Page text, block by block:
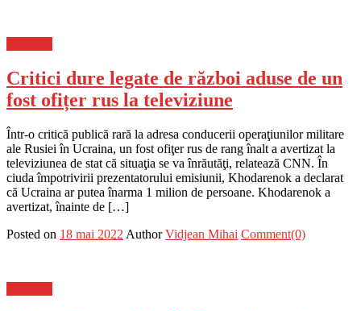
Critici dure legate de război aduse de un
fost ofițer rus la televiziune
Într-o critică publică rară la adresa conducerii operaţiunilor militare
ale Rusiei în Ucraina, un fost ofiţer rus de rang înalt a avertizat la
televiziunea de stat că situaţia se va înrăutăţi, relatează CNN. În
ciuda împotrivirii prezentatorului emisiunii, Khodarenok a declarat
că Ucraina ar putea înarma 1 milion de persoane. Khodarenok a
avertizat, înainte de […]
Posted on 18 mai 2022 Author Vidjean Mihai Comment(0)